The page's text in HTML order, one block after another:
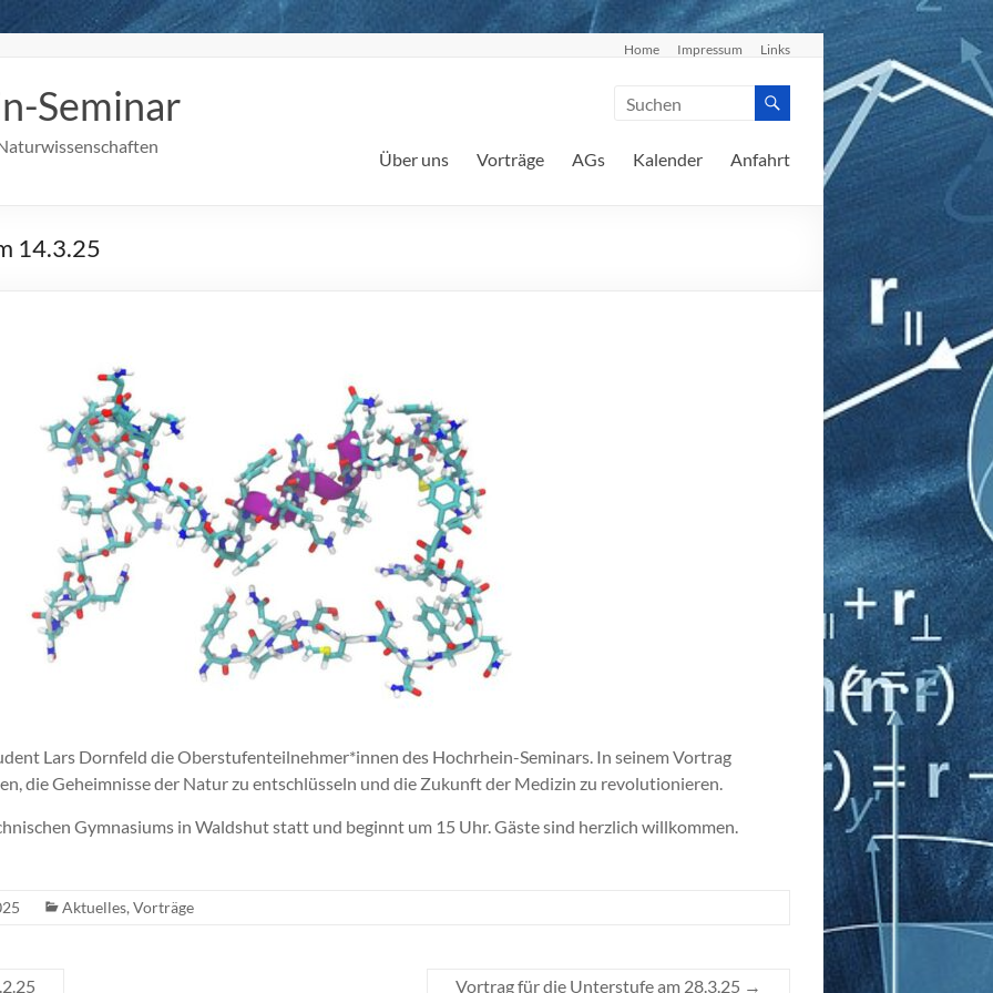
Home Impressum Links
Seminar
Über uns Vorträge AGs Kalender Anfahrt
14.3.25
Lars Dornfeld die Oberstufenteilnehmer*innen des Hochrhein-Seminars. In seinem Vortrag
die Geheimnisse der Natur zu entschlüsseln und die Zukunft der Medizin zu revolutionieren.
Gymnasiums in Waldshut statt und beginnt um 15 Uhr. Gäste sind herzlich willkommen.
Aktuelles, Vorträge
Vortrag für die Unterstufe am 28.3.25 →